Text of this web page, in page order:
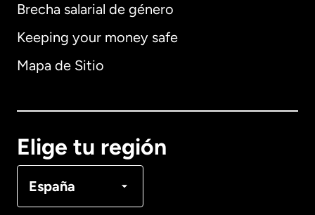
Brecha salarial de género
Keeping your money safe
Mapa de Sitio
Elige tu región
España
Alemania
Français